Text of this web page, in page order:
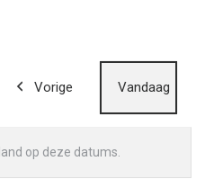
Vorige Vandaag
op deze datums.